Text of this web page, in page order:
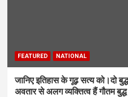
FEATURED NATIONAL
जानिए इतिहास के गूढ़ सत्य को।दो
अवतार से अलग व्यक्तित्व हैं गौतम बुद्ध